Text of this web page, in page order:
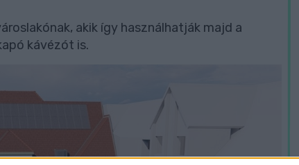
akik így használhatják majd a
kávézót is.